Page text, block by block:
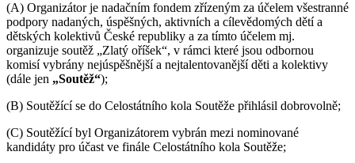
(A) Organizátor je nadačním fondem zřízeným za účelem všestranné
podpory nadaných, úspěšných, aktivních a cílevědomých dětí a
dětských kolektivů České republiky a za tímto účelem mj.
organizuje soutěž „Zlatý oříšek“, v rámci které jsou odbornou
komisí vybrány nejúspěšnější a nejtalentovanější děti a kolektivy
(dále jen „Soutěž“);
(B) Soutěžící se do Celostátního kola Soutěže přihlásil dobrovolně;
(C) Soutěžící byl Organizátorem vybrán mezi nominované
kandidáty pro účast ve finále Celostátního kola Soutěže;